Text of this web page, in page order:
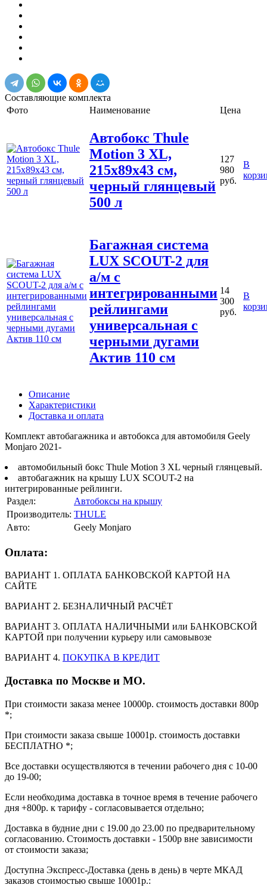
Составляющие комплекта
Фото
Наименование Цена
Автобокс Thule
Motion 3 XL,
215x89x43 см,
черный глянцевый
500 л
127
980
руб.
В
Багажная система
LUX SCOUT-2 для
а/м с
интегрированными
рейлингами
универсальная с
черными дугами
Актив 110 см
14
300
руб.
В
Описание
Характеристики
Доставка и оплата
Комплект автобагажника и автобокса для автомобиля Geely
Monjaro 2021-
автомобильный бокс Thule Motion 3 XL черный глянцевый.
автобагажник на крышу LUX SCOUT-2 на
интегрированные рейлинги.
Раздел:
Автобоксы на крышу
Производитель: THULE
Авто:
Geely Monjaro
Оплата:
ВАРИАНТ 1. ОПЛАТА БАНКОВСКОЙ КАРТОЙ НА
САЙТЕ
ВАРИАНТ 2. БЕЗНАЛИЧНЫЙ РАСЧЁТ
ВАРИАНТ 3. ОПЛАТА НАЛИЧНЫМИ или БАНКОВСКОЙ
КАРТОЙ при получении курьеру или самовывозе
ВАРИАНТ 4. ПОКУПКА В КРЕДИТ
Доставка по Москве и МО.
При стоимости заказа менее 10000р. стоимость доставки 800р
*;
При стоимости заказа свыше 10001р. стоимость доставки
БЕСПЛАТНО *;
Все доставки осуществляются в течении рабочего дня с 10-00
до 19-00;
Если необходима доставка в точное время в течение рабочего
дня +800р. к тарифу - согласовывается отдельно;
Доставка в будние дни с 19.00 до 23.00 по предварительному
согласованию. Стоимость доставки - 1500р вне зависимости
от стоимости заказа;
Доступна Экспресс-Доставка (день в день) в черте МКАД
заказов стоимостью свыше 10001р.: